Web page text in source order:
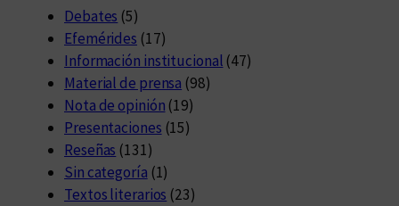
Debates (5)
Efemérides (17)
Información institucional (47)
Material de prensa (98)
Nota de opinión (19)
Presentaciones (15)
Reseñas (131)
Sin categoría (1)
Textos literarios (23)